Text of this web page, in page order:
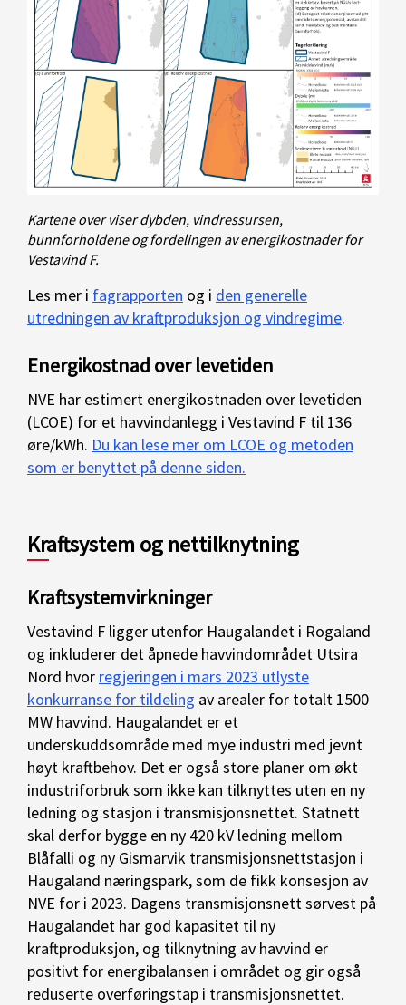
Kartene over viser dybden, vindressursen,
bunnforholdene og fordelingen av energikostnader for
Vestavind F.
Les mer i fagrapporten og i den generelle
utredningen av kraftproduksjon og vindregime.
Energikostnad over levetiden
NVE har estimert energikostnaden over levetiden
(LCOE) for et havvindanlegg i Vestavind F til 136
øre/kWh. Du kan lese mer om LCOE og metoden
som er benyttet på denne siden.
Kraftsystem og nettilknytning
Kraftsystemvirkninger
Vestavind F ligger utenfor Haugalandet i Rogaland
og inkluderer det åpnede havvindområdet Utsira
Nord hvor regjeringen i mars 2023 utlyste
konkurranse for tildeling av arealer for totalt 1500
MW havvind. Haugalandet er et
underskuddsområde med mye industri med jevnt
høyt kraftbehov. Det er også store planer om økt
industriforbruk som ikke kan tilknyttes uten en ny
ledning og stasjon i transmisjonsnettet. Statnett
skal derfor bygge en ny 420 kV ledning mellom
Blåfalli og ny Gismarvik transmisjonsnettstasjon i
Haugaland næringspark, som de fikk konsesjon av
NVE for i 2023. Dagens transmisjonsnett sørvest på
Haugalandet har god kapasitet til ny
kraftproduksjon, og tilknytning av havvind er
positivt for energibalansen i området og gir også
reduserte overføringstap i transmisjonsnettet.